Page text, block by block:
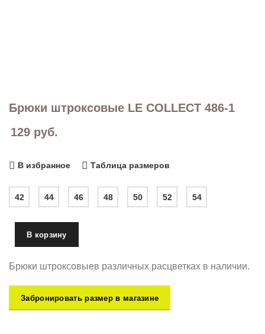
Брюки штроксовые LE COLLECT 486-1
129 руб.
В избранное Таблица размеров
42 44 46 48 50 52 54
В корзину
Брюки штроксовыев различных расцветках в наличии.
Забронировать размер в магазине